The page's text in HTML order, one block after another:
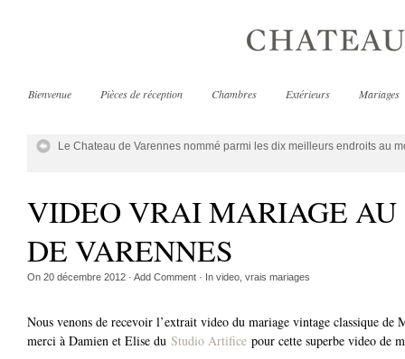
Bienvenue Pièces de réception Chambres Extérieurs Mariages
Le Chateau de Varennes nommé parmi les dix meilleurs endroits au
VIDEO VRAI MARIAGE AU
DE VARENNES
On 20 décembre 2012 · Add Comment · In video vrais mariages
Nous venons de recevoir l’extrait video du mariage vintage classique
merci à Damien et Elise du Studio Artifice pour cette superbe video de